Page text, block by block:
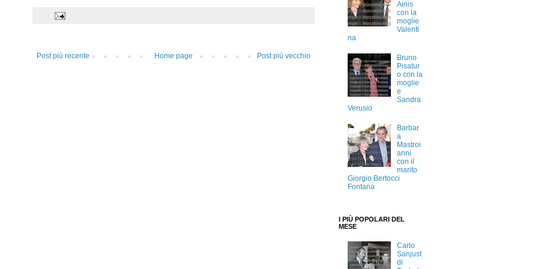
Post più recente Post più vecchio
Home page
Ainis
con la
moglie
Valenti
na
Bruno
Pisatur
o con la
moglie
e
Sandra
Verusio
Barbar
a
Mastroi
anni
con il
marito
Giorgio Bertocci
Fontana
I PIÙ POPOLARI DEL
MESE
Carlo
Sanjust
di